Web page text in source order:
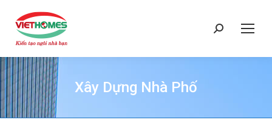
Search:
Xây Dựng Nhà Phố